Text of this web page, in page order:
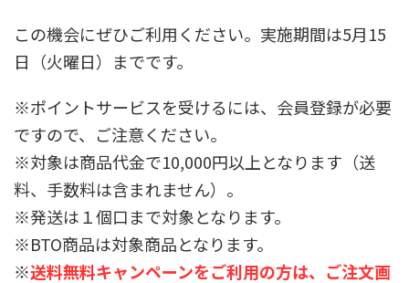
この機会にぜひご利用ください。実施期間は5月15
日（火曜日）までです。
※ポイントサービスを受けるには、会員登録が必要
ですので、ご注意ください。
※対象は商品代金で10,000円以上となります（送
料、手数料は含まれません）。
※発送は１個口まで対象となります。
※BTO商品は対象商品となります。
※送料無料キャンペーンをご利用の方は、ご注文画